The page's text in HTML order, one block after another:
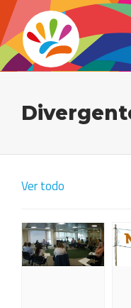
Ver todo